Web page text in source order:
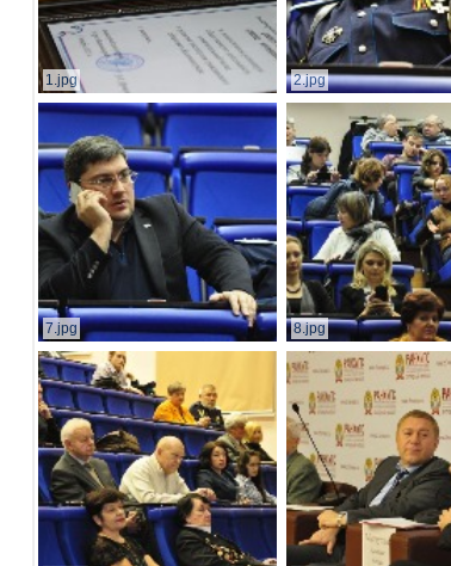
1.jpg 2.jpg
7.jpg 8.jpg